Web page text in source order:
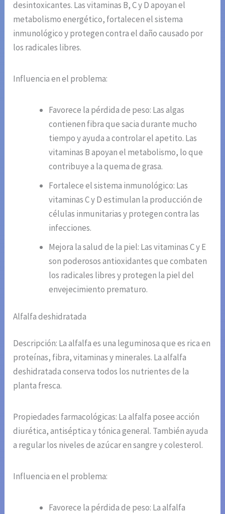
desintoxicantes. Las vitaminas B, C y D apoyan el
metabolismo energético, fortalecen el sistema
inmunológico y protegen contra el daño causado por
los radicales libres.
Influencia en el problema:
Favorece la pérdida de peso: Las algas
contienen fibra que sacia durante mucho
tiempo y ayuda a controlar el apetito. Las
vitaminas B apoyan el metabolismo, lo que
contribuye a la quema de grasa.
Fortalece el sistema inmunológico: Las
vitaminas C y D estimulan la producción de
células inmunitarias y protegen contra las
infecciones.
Mejora la salud de la piel: Las vitaminas C y E
son poderosos antioxidantes que combaten
los radicales libres y protegen la piel del
envejecimiento prematuro.
Alfalfa deshidratada
Descripción: La alfalfa es una leguminosa que es rica en
proteínas, fibra, vitaminas y minerales. La alfalfa
deshidratada conserva todos los nutrientes de la
planta fresca.
Propiedades farmacológicas: La alfalfa posee acción
diurética, antiséptica y tónica general. También ayuda
a regular los niveles de azúcar en sangre y colesterol.
Influencia en el problema:
Favorece la pérdida de peso: La alfalfa